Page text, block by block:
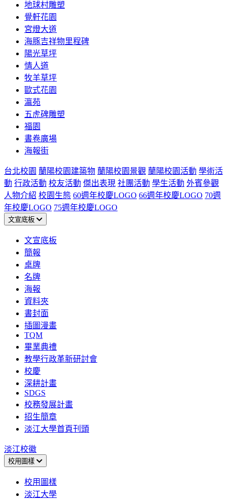
地球村雕塑
覺軒花園
宮燈大道
海豚吉祥物里程碑
陽光草坪
情人道
牧羊草坪
歐式花園
瀛苑
五虎碑雕塑
福園
書卷廣場
海報街
台北校園 蘭陽校園建築物 蘭陽校園景觀 蘭陽校園活動 學術活
動 行政活動 校友活動 傑出表現 社團活動 學生活動 外賓參觀
人物介紹 校園生態 60週年校慶LOGO 66週年校慶LOGO 70週
年校慶LOGO 75週年校慶LOGO
文宣底板
文宣底板
簡報
桌牌
名牌
海報
資料夾
書封面
插圖漫畫
TQM
畢業典禮
教學行政革新研討會
校慶
深耕計畫
SDGS
校務發展計畫
招生簡章
淡江大學首頁刊頭
淡江校徽
校用圖樣
校用圖樣
淡江大學